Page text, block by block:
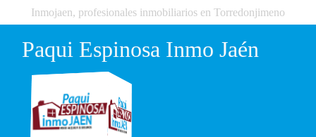
Inmojaen, profesionales inmobiliarios en Torredonjimeno
Paqui Espinosa Inmo Jaén